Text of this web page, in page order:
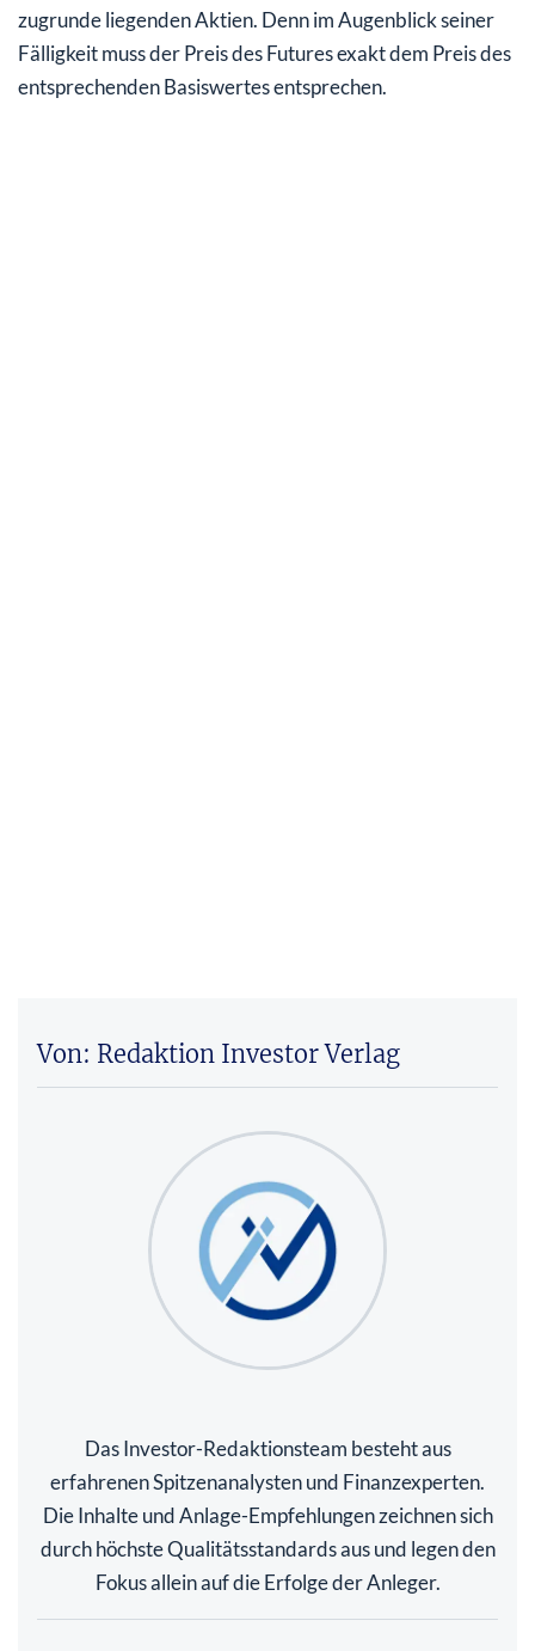
zugrunde liegenden Aktien. Denn im Augenblick seiner
Fälligkeit muss der Preis des Futures exakt dem Preis des
entsprechenden Basiswertes entsprechen.
Von: Redaktion Investor Verlag
Das Investor-Redaktionsteam besteht aus
erfahrenen Spitzenanalysten und Finanzexperten.
Die Inhalte und Anlage-Empfehlungen zeichnen sich
durch höchste Qualitätsstandards aus und legen den
Fokus allein auf die Erfolge der Anleger.